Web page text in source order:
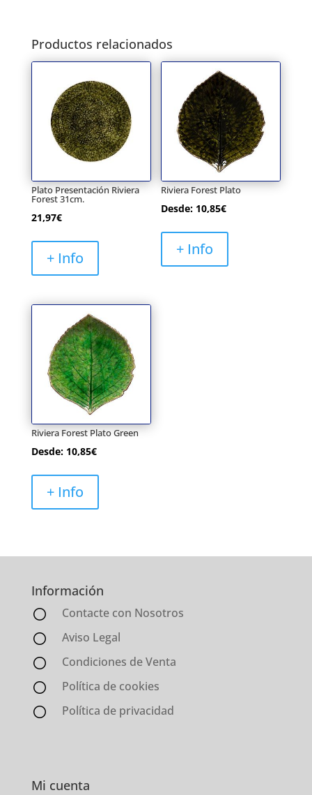
Productos relacionados
Plato Presentación Riviera
Forest 31cm.
21,97€
+ Info
Riviera Forest Plato
Desde: 10,85€
+ Info
Riviera Forest Plato Green
Desde: 10,85€
+ Info
Información
Contacte con Nosotros
Aviso Legal
Condiciones de Venta
Política de cookies
Política de privacidad
Mi cuenta